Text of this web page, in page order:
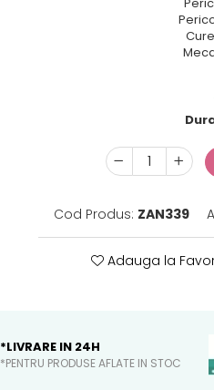
Cod Produs: ZAN339
Adauga la
*LIVRARE IN 24H
*PENTRU PRODUSE AFLATE IN STOC